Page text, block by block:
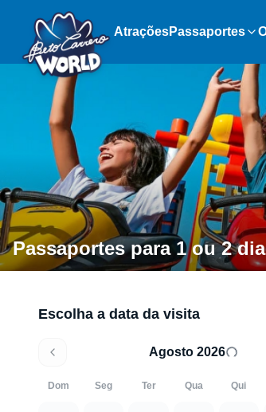
AtraçõesPassaportes
Passaportes para 1 ou 2
Escolha a data da visita
Agosto 2026
Dom Seg Ter Qua Qui